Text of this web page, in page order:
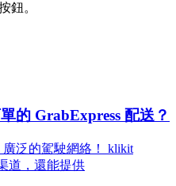
鈕。
的 GrabExpress 配送？
廣泛的駕駛網絡！ klikit
道，還能提供